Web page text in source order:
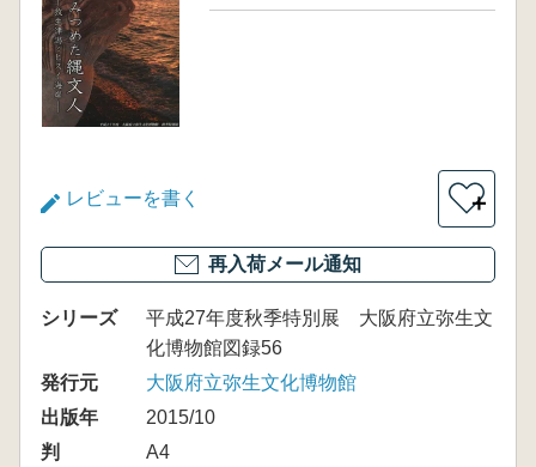
レビューを書く ＋
再入荷メール通知
シリーズ
平成27年度秋季特別展 大阪府立弥生文
化博物館図録56
発行元
大阪府立弥生文化博物館
出版年
2015/10
判
A4